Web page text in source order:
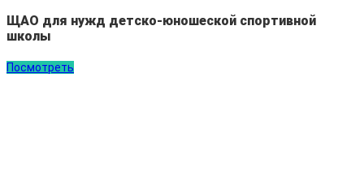
ЩАО для нужд детско-юношеской спортивной
школы
Посмотреть